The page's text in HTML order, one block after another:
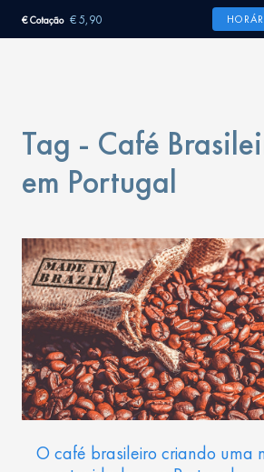
€ Cotação € 5,90
Tag - Café
em Portugal
O café brasileiro criando uma